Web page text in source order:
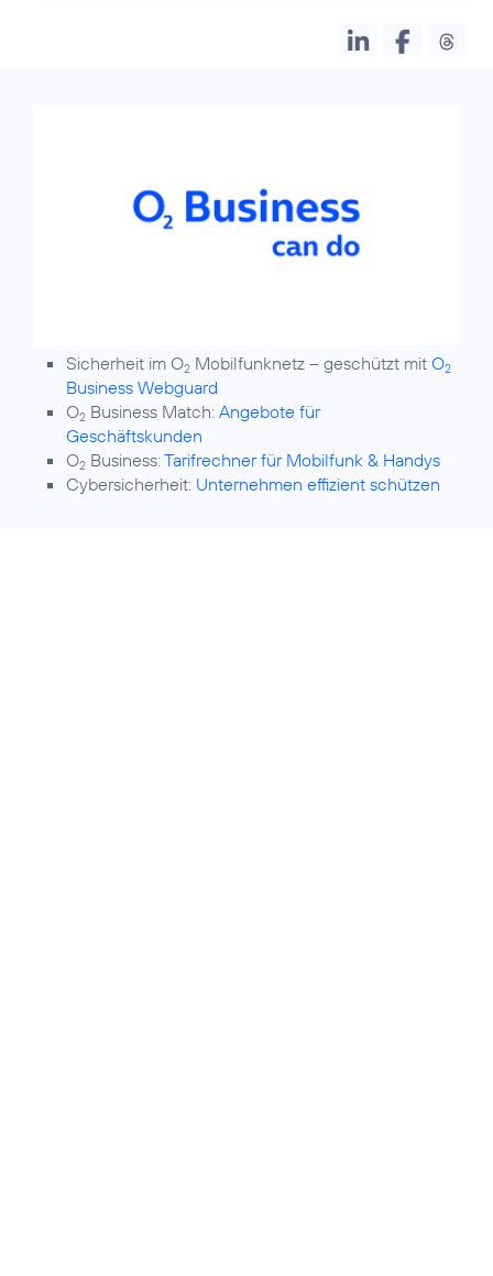
Sicherheit im O2 Mobilfunknetz – geschützt mit O2
Business Webguard
O2 Business Match: Angebote für
Geschäftskunden
O2 Business:Tarifrechner für Mobilfunk & Handys
Cybersicherheit: Unternehmen effizient schützen